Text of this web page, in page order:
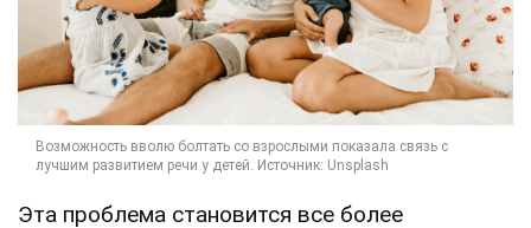
Эта проблема становится все более